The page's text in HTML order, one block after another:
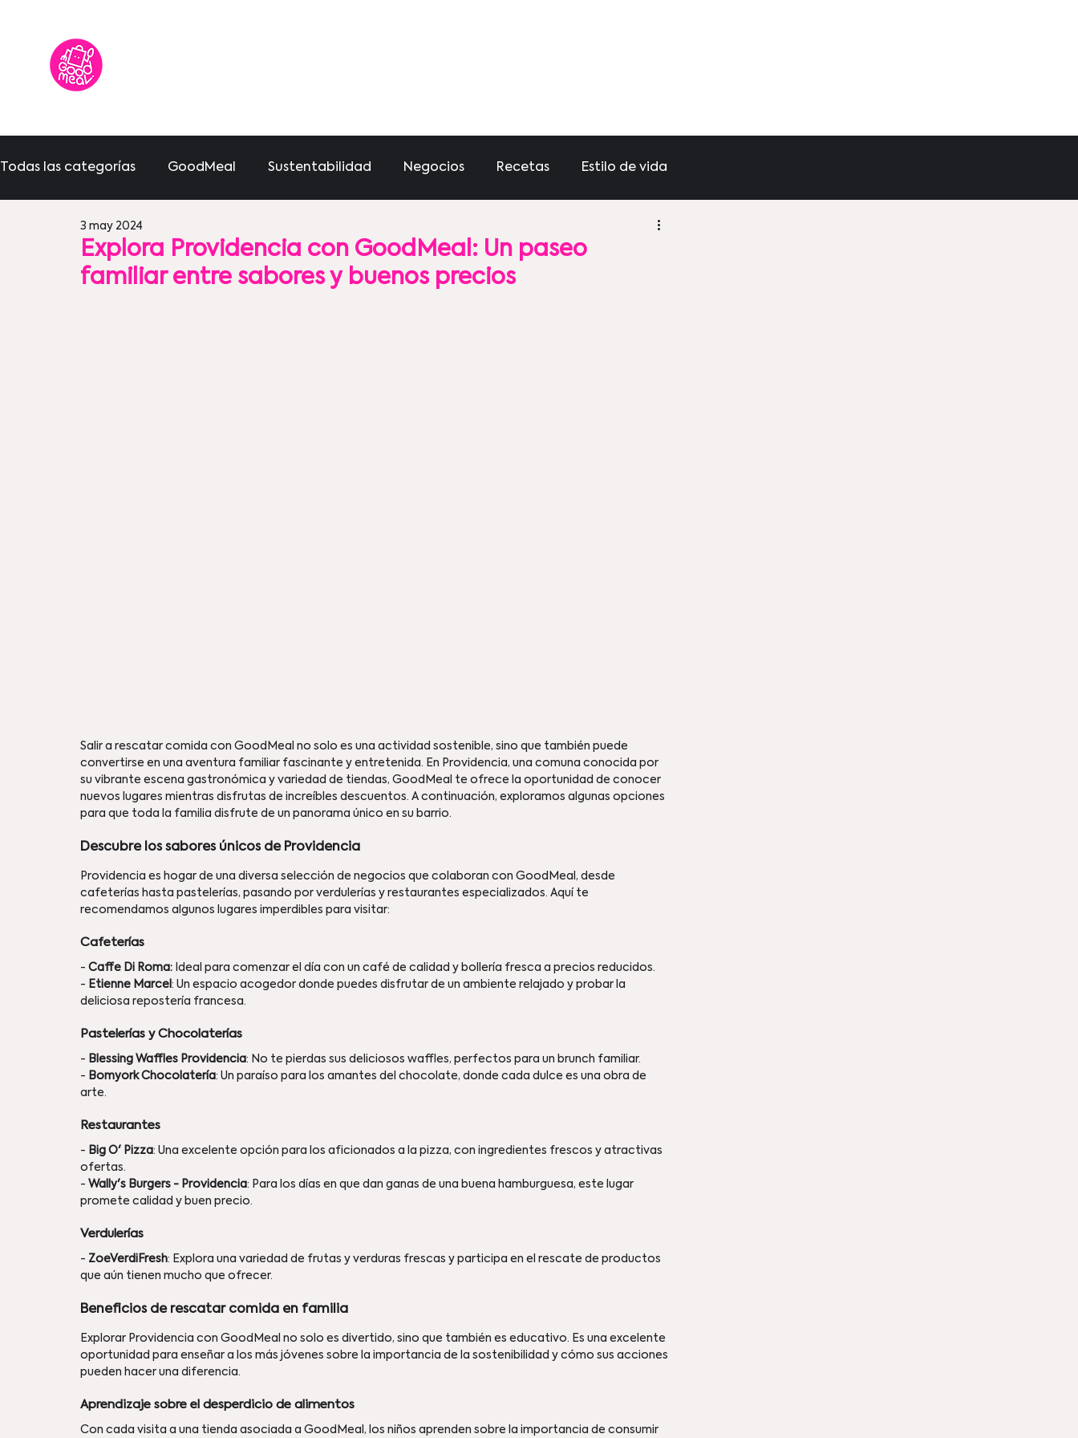
Todas las categorías GoodMeal Sustentabilidad Negocios Recetas Estilo de vida
Comunidad
Explora Providencia con GoodMeal: Un paseo
familiar entre sabores y buenos precios
3 may 2024
Salir a rescatar comida con GoodMeal no solo es una actividad sostenible, sino que también puede
convertirse en una aventura familiar fascinante y entretenida. En Providencia, una comuna conocida por
su vibrante escena gastronómica y variedad de tiendas, GoodMeal te ofrece la oportunidad de conocer
nuevos lugares mientras disfrutas de increíbles descuentos. A continuación, exploramos algunas opciones
para que toda la familia disfrute de un panorama único en su barrio.
Descubre los sabores únicos de Providencia
Providencia es hogar de una diversa selección de negocios que colaboran con GoodMeal, desde
cafeterías hasta pastelerías, pasando por verdulerías y restaurantes especializados. Aquí te
recomendamos algunos lugares imperdibles para visitar:
Cafeterías
- Caffe Di Roma: Ideal para comenzar el día con un café de calidad y bollería fresca a precios reducidos.
- Etienne Marcel : Un espacio acogedor donde puedes disfrutar de un ambiente relajado y probar la
deliciosa repostería francesa.
Pastelerías y Chocolaterías
- Blessing Waffles Providencia: No te pierdas sus deliciosos waffles, perfectos para un brunch familiar.
- Bomyork Chocolatería: Un paraíso para los amantes del chocolate, donde cada dulce es una obra de
arte.
Restaurantes
- Big O' Pizza: Una excelente opción para los aficionados a la pizza, con ingredientes frescos y atractivas
ofertas.
- Wally's Burgers - Providencia: Para los días en que dan ganas de una buena hamburguesa, este lugar
promete calidad y buen precio.
Verdulerías
- ZoeVerdiFresh: Explora una variedad de frutas y verduras frescas y participa en el rescate de productos
que aún tienen mucho que ofrecer.
Beneficios de rescatar comida en familia
Explorar Providencia con GoodMeal no solo es divertido, sino que también es educativo. Es una excelente
oportunidad para enseñar a los más jóvenes sobre la importancia de la sostenibilidad y cómo sus acciones
pueden hacer una diferencia.
Aprendizaje sobre el desperdicio de alimentos
Con cada visita a una tienda asociada a GoodMeal, los niños aprenden sobre la importancia de consumir